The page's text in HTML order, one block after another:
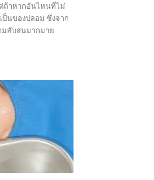
ถ้าหากอันไหนที่ไม่
นของปลอม ซึ่งจาก
มสับสนมากมาย